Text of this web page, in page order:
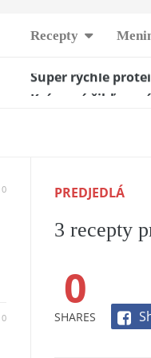
Recepty
Krémová
Krémová
Chrumkavé
Bombový
PREDJEDLÁ
3 recepty
0
SHARES
0
0